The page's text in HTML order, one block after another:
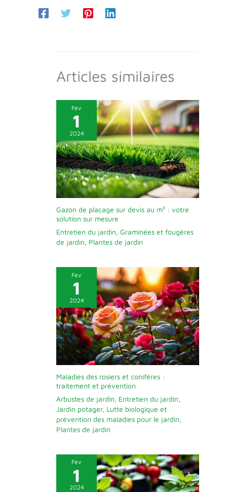
Articles similaires
Fév
1
2024
Gazon de placage sur devis au m² : votre
solution sur mesure
Entretien du jardin, Graminées et fougères
de jardin, Plantes de jardin
Fév
1
2024
Maladies des rosiers et conifères :
traitement et prévention
Arbustes de jardin, Entretien du jardin,
Jardin potager, Lutte biologique et
prévention des maladies pour le jardin,
Plantes de jardin
Fév
1
2024